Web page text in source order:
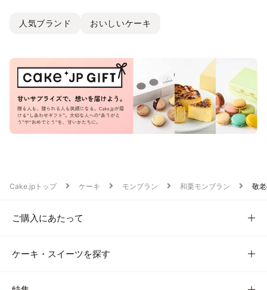
人気ブランド おいしいケーキ
Cake.jpトップ ケーキ モンブラン 和栗モンブラン 敬
ご購入にあたって
ケーキ・スイーツを探す